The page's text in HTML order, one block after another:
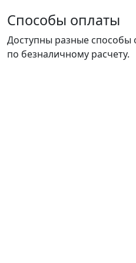
Способы оплаты
Доступны разные способы
по безналичному расчету.